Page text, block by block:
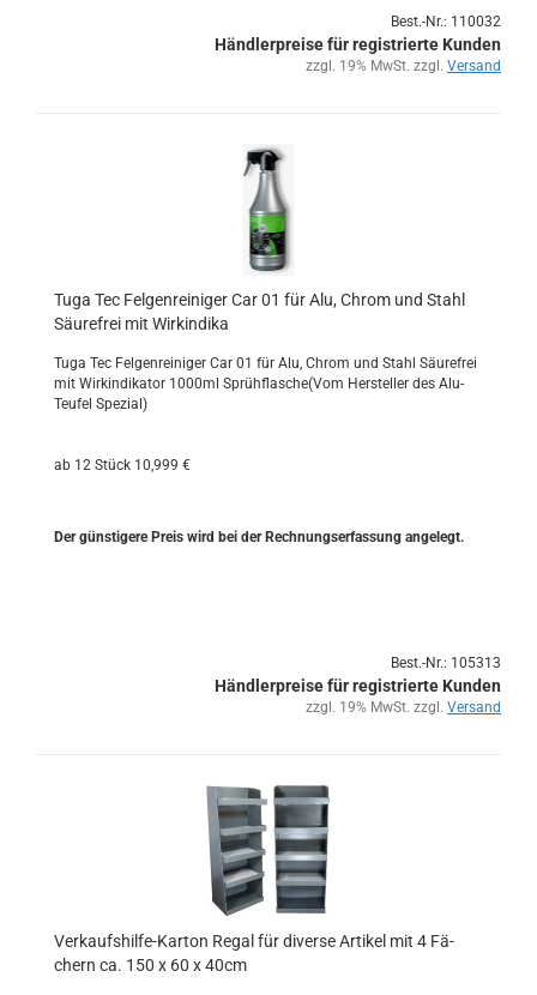
Best.-Nr.: 110032
Händlerpreise für registrierte Kunden
zzgl. 19% MwSt. zzgl. Versand
Tuga Tec Fel­gen­rei­ni­ger Car 01 für Alu, Chrom und Stahl
Säu­re­frei mit Wir­k­in­di­ka
Tuga Tec Fel­gen­rei­ni­ger Car 01 für Alu, Chrom und Stahl Säu­re­frei
mit Wir­k­in­di­ka­tor 1000ml Sprüh­fla­sche(Vom Her­stel­ler des Alu-​
Teufel Spe­zi­al)
ab 12 Stück 10,999 €
Der güns­ti­ge­re Preis wird bei der Rech­nungs­er­fas­sung an­ge­legt.
Best.-Nr.: 105313
Händlerpreise für registrierte Kunden
zzgl. 19% MwSt. zzgl. Versand
Verkaufshilfe-​​Kar­ton Regal für di­ver­se Ar­ti­kel mit 4 Fä­
chern ca. 150 x 60 x 40cm